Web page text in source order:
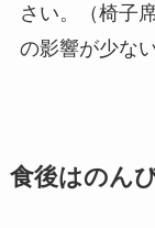
さい。（椅子
の影響が少な
食後はのん